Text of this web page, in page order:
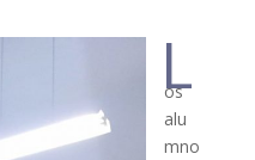
L
os
alu
mno